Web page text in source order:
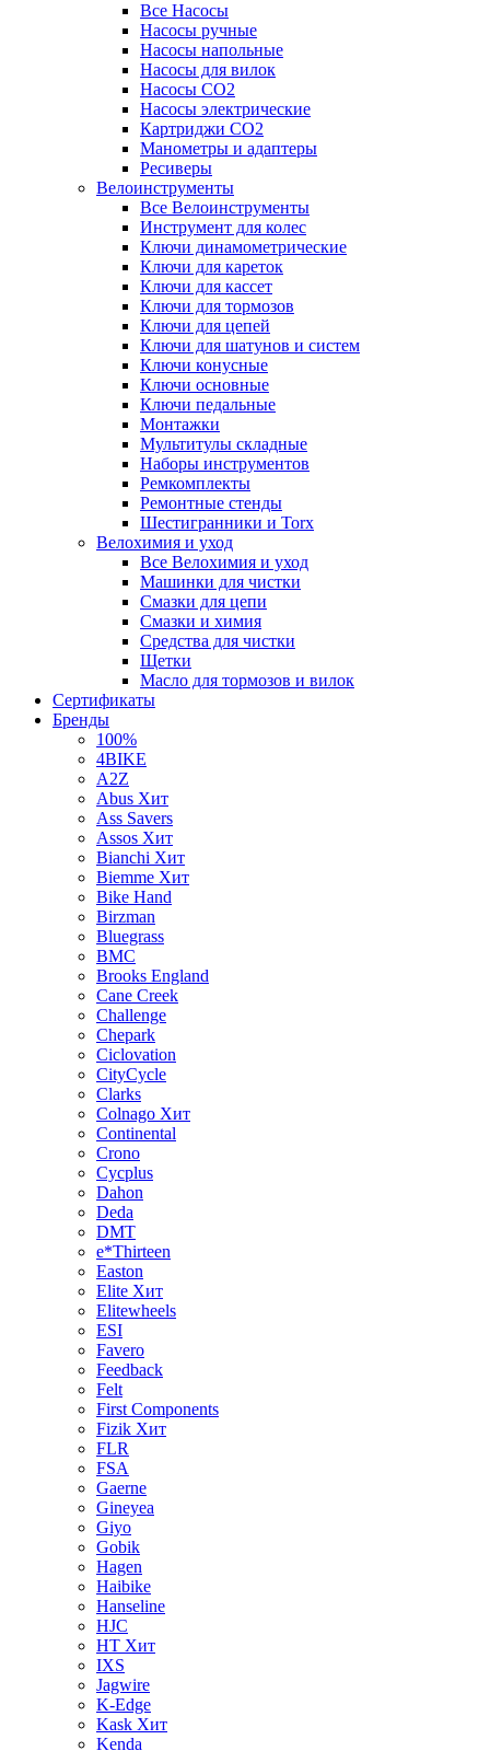
Все Насосы
Насосы ручные
Насосы напольные
Насосы для вилок
Насосы CO2
Насосы электрические
Картриджи CO2
Манометры и адаптеры
Ресиверы
Велоинструменты
Все Велоинструменты
Инструмент для колес
Ключи динамометрические
Ключи для кареток
Ключи для кассет
Ключи для тормозов
Ключи для цепей
Ключи для шатунов и систем
Ключи конусные
Ключи основные
Ключи педальные
Монтажки
Мультитулы складные
Наборы инструментов
Ремкомплекты
Ремонтные стенды
Шестигранники и Torx
Велохимия и уход
Все Велохимия и уход
Машинки для чистки
Смазки для цепи
Смазки и химия
Средства для чистки
Щетки
Масло для тормозов и вилок
Сертификаты
Бренды
100%
4BIKE
A2Z
Abus Хит
Ass Savers
Assos Хит
Bianchi Хит
Biemme Хит
Bike Hand
Birzman
Bluegrass
BMC
Brooks England
Cane Creek
Challenge
Chepark
Ciclovation
CityCycle
Clarks
Colnago Хит
Continental
Crono
Cycplus
Dahon
Deda
DMT
e*Thirteen
Easton
Elite Хит
Elitewheels
ESI
Favero
Feedback
Felt
First Components
Fizik Хит
FLR
FSA
Gaerne
Gineyea
Giyo
Gobik
Hagen
Haibike
Hanseline
HJC
HT Хит
IXS
Jagwire
K-Edge
Kask Хит
Kenda